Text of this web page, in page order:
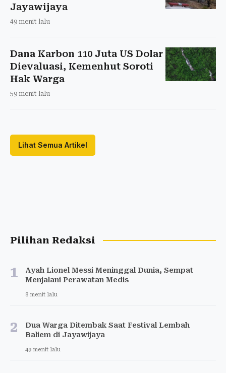
Jayawijaya
49 menit lalu
Dana Karbon 110 Juta US Dolar
Dievaluasi, Kemenhut Soroti
Hak Warga
59 menit lalu
Lihat Semua Artikel
Pilihan Redaksi
1
Ayah Lionel Messi Meninggal Dunia, Sempat
Menjalani Perawatan Medis
8 menit lalu
2
Dua Warga Ditembak Saat Festival Lembah
Baliem di Jayawijaya
49 menit lalu